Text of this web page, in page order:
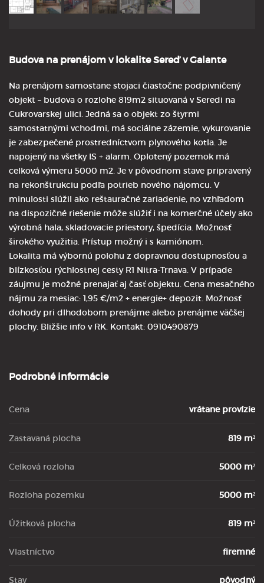
Budova na prenájom v lokalite Sereď v Galante
Na prenájom samostane stojaci čiastočne podpivničený
objekt – budova o rozlohe 819m2 situovaná v Seredi na
Cukrovarskej ulici. Jedná sa o objekt zo štyrmi
samostatnými vchodmi, má sociálne zázemie, vykurovanie
je zabezpečené prostredníctvom plynového kotla. Je
napojený na všetky IS + alarm. Oplotený pozemok má
celková výmeru 5000 m2. Je v pôvodnom stave pripravený
na rekonštrukciu podľa potrieb nového nájomcu. V
minulosti slúžil ako reštauračné zariadenie, no vzhľadom
na dispozičné riešenie môže slúžiť i na komerčné účely ako
výrobná hala, skladovacie priestory, špedícia. Možnosť
širokého využitia. Prístup možný i s kamiónom.
Lokalita má výbornú polohu z dopravnou dostupnosťou a
blízkosťou rýchlostnej cesty R1 Nitra-Trnava. V prípade
záujmu je možné prenajať aj časť objektu. Cena mesačného
nájmu za mesiac: 1,95 €/m2 + energie+ depozit. Možnosť
dohody pri dlhodobom prenájme alebo prenájme väčšej
plochy. Bližšie info v RK. Kontakt: 0910490879
Podrobné informácie
Cena vrátane provízie
Zastavaná plocha 819 m²
Celková rozloha 5000 m²
Rozloha pozemku 5000 m²
Úžitková plocha 819 m²
Vlastníctvo firemné
Stav pôvodný